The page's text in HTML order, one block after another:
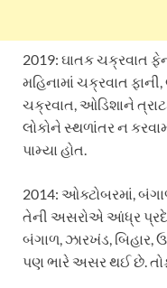
2019: ઘાતક ચક્રવાત
મહિનામાં ચક્રવાત ફાની,
ચક્રવાત, ઓડિશાને
લોકોને સ્થળાંતર ન
પામ્યા હોત.
2014: ઓક્ટોબરમાં,
તેની અસરોએ આંધ્ર
બંગાળ, ઝારખંડ, બિહાર,
પણ ભારે અસર થઈ છે.